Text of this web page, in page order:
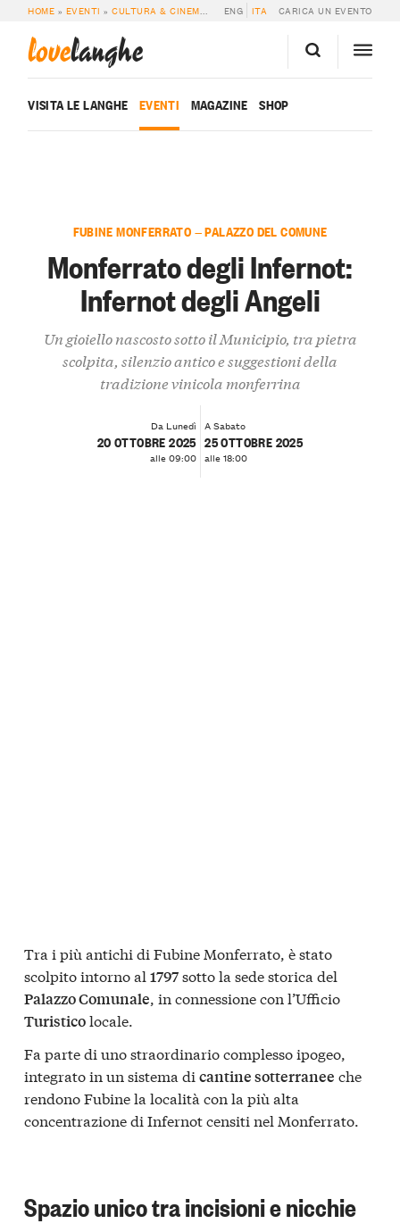
HOME » EVENTI »CULTURA & CINEMA » MONFERRATO DEGLI INFERNOT:
ENG ITA CARICA UN EVENTO
lovelanghe
VISITA LE LANGHE EVENTI MAGAZINE SHOP
FUBINE MONFERRATO — PALAZZO DEL COMUNE
Monferrato degli Infernot:
Infernot degli Angeli
Un gioiello nascosto sotto il Municipio, tra pietra
scolpita, silenzio antico e suggestioni della
tradizione vinicola monferrina
Da Lunedì
20 OTTOBRE 2025
alle 09:00
A Sabato
25 OTTOBRE 2025
alle 18:00
Tra i più antichi di Fubine Monferrato, è stato
scolpito intorno al 1797sotto la sede storica del
Palazzo Comunale, in connessione con l’Ufficio
Turisticolocale.
Fa parte di uno straordinario complesso ipogeo,
integrato in un sistema di cantine sotterranee che
rendono Fubine la località con la più alta
concentrazione di Infernot censiti nel Monferrato.
Spazio unico tra incisioni e nicchie